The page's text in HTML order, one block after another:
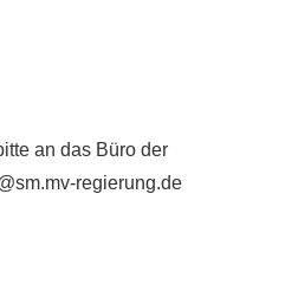
an das Büro der
regierung.de